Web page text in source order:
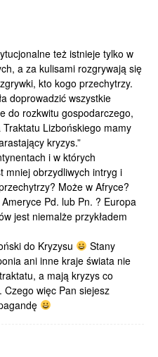
też istnieje tylko w
a za kulisami rozgrywają się
kto kogo przechytrzy.
doprowadzić wszystkie
do rozkwitu gospodarczego,
Lizbońskiego mamy
kryzys.”
i w których
mniej obrzydliwych intryg i
Może w Afryce?
Pd. lub Pn. ? Europa
jest niemalże przykładem
do Kryzysu
Stany
ani inne kraje świata nie
a mają kryzys co
Czego więc Pan siejesz